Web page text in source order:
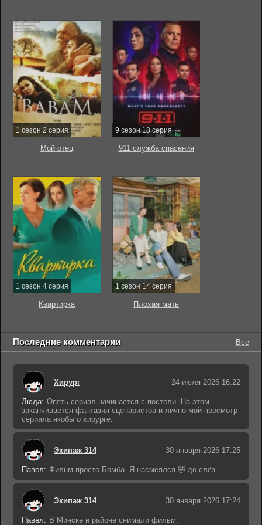
1 сезон 2 серия
Мой отец
9 сезон 18 серия
911 служба спасения
1 сезон 4 серия
Квартирка
1 сезон 14 серия
Плохая мать
Последние комментарии Все
Хирург 24 июля 2026 16:22
Люда: Опять сериал начинается с постели. На этом
заканчивается фантазия сценаристов и лично мой просмотр
сериала якобы о хирурге.
Экипаж 314 30 января 2026 17:25
Павел: Фильм просто Бомба. Я насмеялся 🤣 до слёз
Экипаж 314 30 января 2026 17:24
Павел: В Минске и районе снимали фильм.